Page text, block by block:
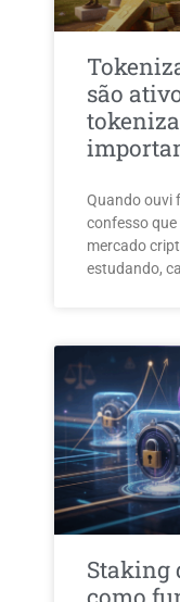
são
Quando ouvi
confesso
mercado
estudando,
Staking